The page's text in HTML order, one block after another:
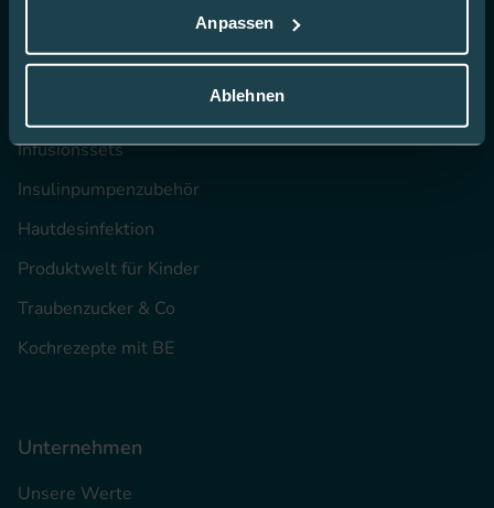
Anpassen
Ablehnen
Blutzucker-Teststreifen
Infusionssets
Insulinpumpenzubehör
Hautdesinfektion
Produktwelt für Kinder
Traubenzucker & Co
Kochrezepte mit BE
Unternehmen
Unsere Werte